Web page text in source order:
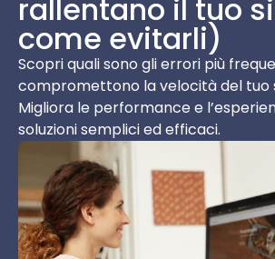
rallentano il tuo
come evitarli)
Scopri quali sono gli errori più
compromettono la velocità del tuo
Migliora le performance e
soluzioni semplici ed efficaci.